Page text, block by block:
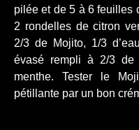
pilée et de 5 à 6 feuilles
2 rondelles de citron
2/3 de Mojito, 1/3
évasé rempli à 2/3
menthe. Tester le
pétillante par un bon